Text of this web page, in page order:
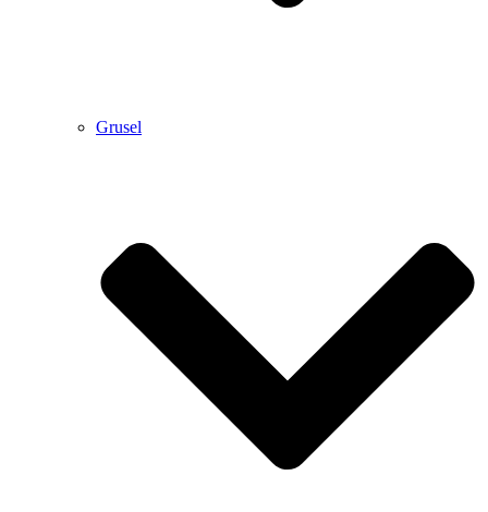
Grusel